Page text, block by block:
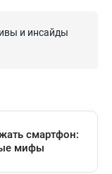
и инсайды